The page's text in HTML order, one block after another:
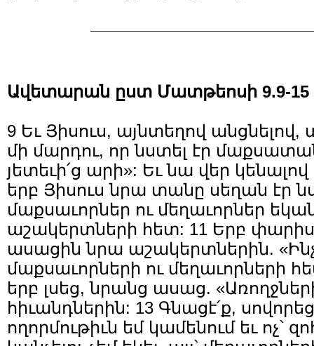
Ավետարան ըստ Մատթեոսի 9.9-15
9 Եւ Յիսուս, այնտեղով
մի մարդու, որ նստել էր
յետեւի՛ց արի»: Եւ նա վեր
երբ Յիսուս նրա տանը սեղան էր
մաքսաւորներ ու մեղաւորներ
աշակերտների հետ: 11 Երբ
ասացին նրա աշակերտներին.
մաքսաւորների ու մեղաւորների
երբ լսեց, նրանց ասաց.
հիւանդներին: 13 Գնացէ՛ք,
ողորմութիւն եմ կամենում եւ ոչ՝